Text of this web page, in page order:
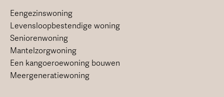
Eengezinswoning
Levensloopbestendige woning
Seniorenwoning
Mantelzorgwoning
Een kangoeroewoning bouwen
Meergeneratiewoning